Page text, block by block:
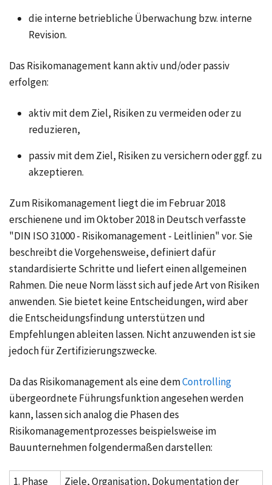
die interne betriebliche Überwachung bzw. interne
Revision.
Das Risikomanagement kann aktiv und/oder passiv
erfolgen:
aktiv mit dem Ziel, Risiken zu vermeiden oder zu
reduzieren,
passiv mit dem Ziel, Risiken zu versichern oder ggf. zu
akzeptieren.
Zum Risikomanagement liegt die im Februar 2018
erschienene und im Oktober 2018 in Deutsch verfasste
"DIN ISO 31000 - Risikomanagement - Leitlinien" vor. Sie
beschreibt die Vorgehensweise, definiert dafür
standardisierte Schritte und liefert einen allgemeinen
Rahmen. Die neue Norm lässt sich auf jede Art von Risiken
anwenden. Sie bietet keine Entscheidungen, wird aber
die Entscheidungsfindung unterstützen und
Empfehlungen ableiten lassen. Nicht anzuwenden ist sie
jedoch für Zertifizierungszwecke.
Da das Risikomanagement als eine demControlling
übergeordnete Führungsfunktion angesehen werden
kann, lassen sich analog die Phasen des
Risikomanagementprozesses beispielsweise im
Bauunternehmen folgendermaßen darstellen:
1. Phase
Ziele, Organisation, Dokumentation der